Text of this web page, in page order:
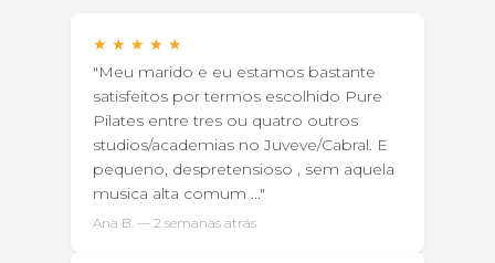
★ ★ ★ ★ ★
"Meu marido e eu estamos bastante
satisfeitos por termos escolhido Pure
Pilates entre tres ou quatro outros
studios/academias no Juveve/Cabral. E
pequeno, despretensioso , sem aquela
musica alta comum ..."
Ana B. — 2 semanas atrás